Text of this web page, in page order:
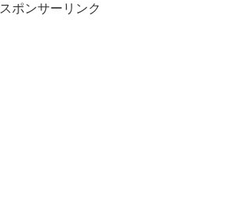
スポンサーリンク